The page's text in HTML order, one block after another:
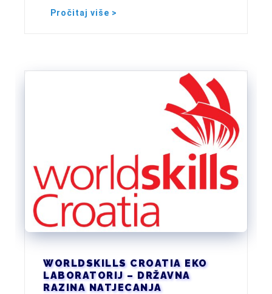
Pročitaj više >
WORLDSKILLS CROATIA EKO
LABORATORIJ – DRŽAVNA
RAZINA NATJECANJA